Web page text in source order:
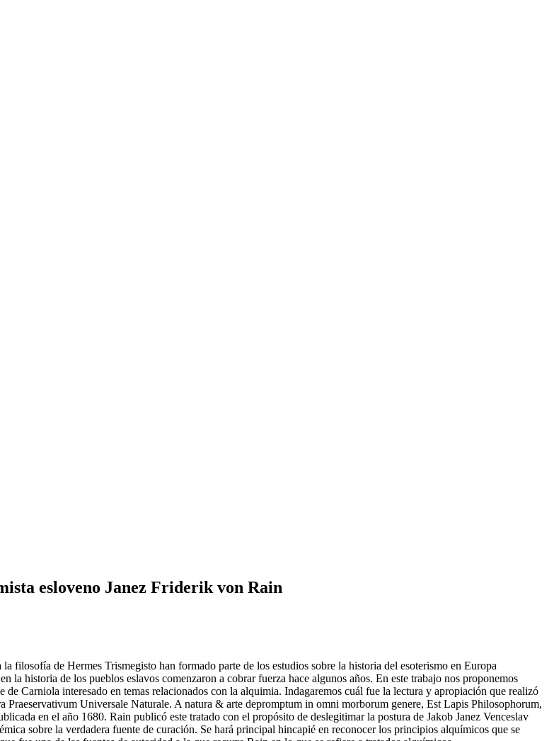
esloveno Janez Friderik von Rain
filosofía de Hermes Trismegisto han formado parte de los estudios sobre la historia del esoterismo en Europa
la historia de los pueblos eslavos comenzaron a cobrar fuerza hace algunos años. En este trabajo nos proponemos
Carniola interesado en temas relacionados con la alquimia. Indagaremos cuál fue la lectura y apropiación que realizó
Universale Naturale. A natura & arte depromptum in omni morborum genere, Est Lapis Philosophorum,
en el año 1680. Rain publicó este tratado con el propósito de deslegitimar la postura de Jakob Janez Venceslav
sobre la verdadera fuente de curación. Se hará principal hincapié en reconocer los principios alquímicos que se